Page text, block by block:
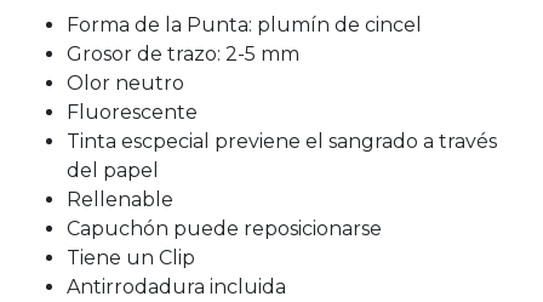
Forma de la Punta: plumín de cincel
Grosor de trazo: 2-5 mm
Olor neutro
Fluorescente
Tinta escpecial previene el sangrado a través
del papel
Rellenable
Capuchón puede reposicionarse
Tiene un Clip
Antirrodadura incluida